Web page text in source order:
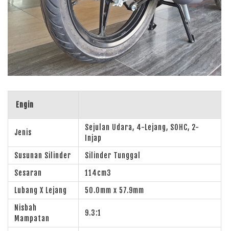
Engin
Jenis
Sejulan Udara, 4-Lejang, SOHC, 2-
Injap
Susunan Silinder
Silinder Tunggal
Sesaran
114cm3
Lubang X Lejang
50.0mm x 57.9mm
Nisbah
Mampatan
9.3:1